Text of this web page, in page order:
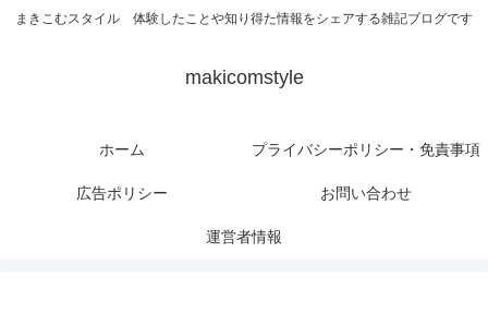
まきこむスタイル 体験したことや知り得た情報をシェアする雑記ブログです
makicomstyle
ホーム プライバシーポリシー・免責事項
広告ポリシー お問い合わせ
運営者情報